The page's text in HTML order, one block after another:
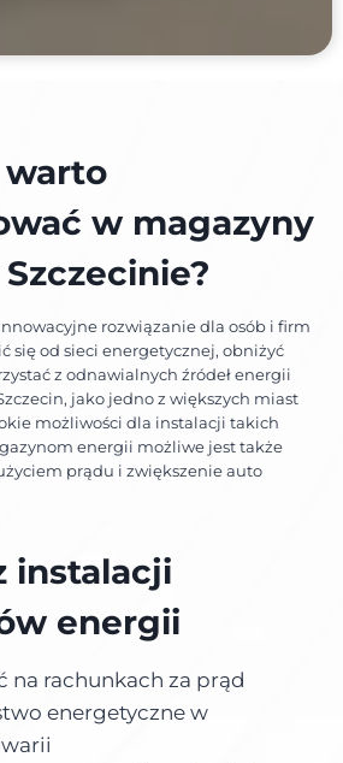
warto
w magazyny
rozwiązanie dla osób i firm
się od sieci energetycznej, obniżyć
z odnawialnych źródeł energii
jako jedno z większych miast
możliwości dla instalacji takich
energii możliwe jest także
prądu i zwiększenie auto
instalacji
energii
na rachunkach za prąd
energetyczne w